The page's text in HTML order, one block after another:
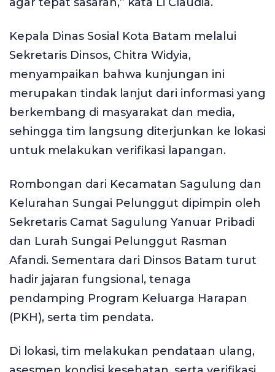
Kepala Dinas Sosial Kota Batam melalui
Sekretaris Dinsos, Chitra Widyia,
menyampaikan bahwa kunjungan ini
merupakan tindak lanjut dari informasi yang
berkembang di masyarakat dan media,
sehingga tim langsung diterjunkan ke lokasi
untuk melakukan verifikasi lapangan.
Rombongan dari Kecamatan Sagulung dan
Kelurahan Sungai Pelunggut dipimpin oleh
Sekretaris Camat Sagulung Yanuar Pribadi
dan Lurah Sungai Pelunggut Rasman
Afandi. Sementara dari Dinsos Batam turut
hadir jajaran fungsional, tenaga
pendamping Program Keluarga Harapan
(PKH), serta tim pendata.
Di lokasi, tim melakukan pendataan ulang,